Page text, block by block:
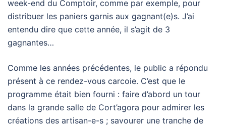
week-end du Comptoir, comme par exemple, pour
distribuer les paniers garnis aux gagnant(e)s. J’ai
entendu dire que cette année, il s’agit de 3
gagnantes…
Comme les années précédentes, le public a répondu
présent à ce rendez-vous carcoie. C’est que le
programme était bien fourni : faire d’abord un tour
dans la grande salle de Cort’agora pour admirer les
créations des artisan-e-s ; savourer une tranche de